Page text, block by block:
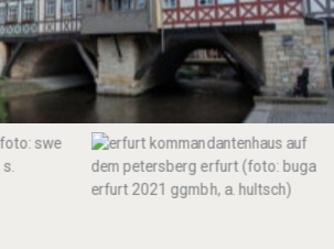
in
Kommandantenhaus auf dem
Petersberg in Erfurt